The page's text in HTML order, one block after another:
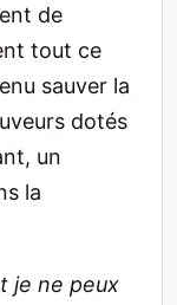
de
tout ce
sauver la
dotés
un
la
je ne peux